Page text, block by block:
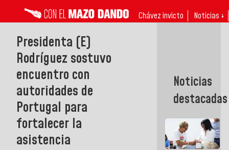
Chávez invicto Noticias ↓
Presidenta (E)
Rodríguez sostuvo
encuentro con
autoridades de
Portugal para
fortalecer la
asistencia
Noticias
destacadas